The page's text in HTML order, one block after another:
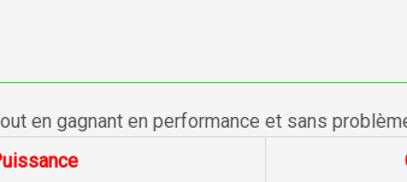
en gagnant en performance et sans